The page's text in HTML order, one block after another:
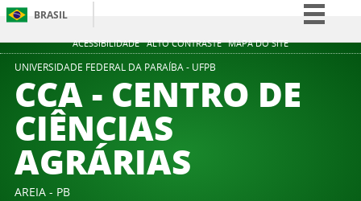
ACESSIBILIDADE ALTO CONTRASTE MAPA DO SITE
BRASIL
Simplifique!
Participe
UNIVERSIDADE FEDERAL DA PARAÍBA - UFPB
CCA - CENTRO DE
CIÊNCIAS
AGRÁRIAS
AREIA - PB